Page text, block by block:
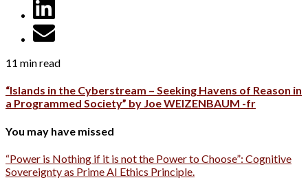
11 min read
“Islands in the Cyberstream – Seeking Havens of Reason in
a Programmed Society” by Joe WEIZENBAUM -fr
You may have missed
“Power is Nothing if it is not the Power to Choose”: Cognitive
Sovereignty as Prime AI Ethics Principle.